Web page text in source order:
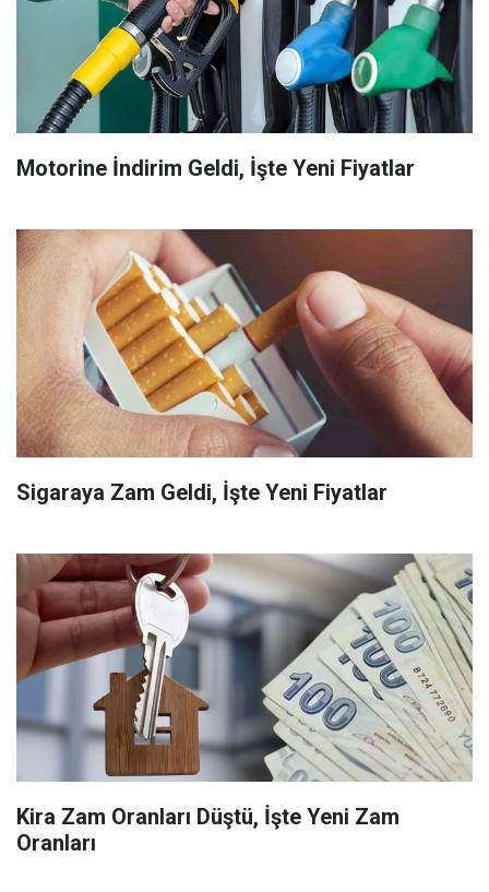
Motorine İndirim Geldi, İşte Yeni Fiyatlar
Sigaraya Zam Geldi, İşte Yeni Fiyatlar
Kira Zam Oranları Düştü, İşte Yeni Zam
Oranları